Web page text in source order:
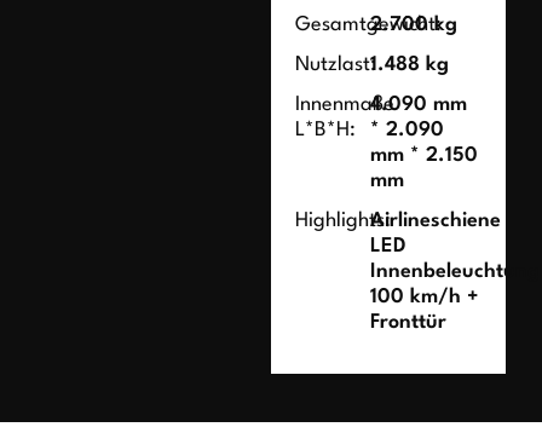
Gesamtgewicht:
2.700 kg
Nutzlast:1.488 kg
Innenmaße
L*B*H:
4.090 mm
* 2.090
mm * 2.150
mm
Highlights:Airlineschiene
LED
Innenbeleuchtung
100 km/h +
Fronttür